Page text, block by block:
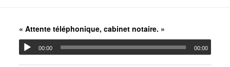
« Attente téléphonique, cabinet notaire. »
00:00 00:00